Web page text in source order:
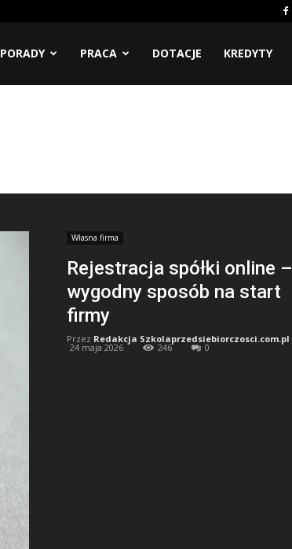
PORADY PRACA DOTACJE KREDYTY
Własna firma
Rejestracja spółki online –
wygodny sposób na start
firmy
Przez Redakcja Szkolaprzedsiebiorczosci.com.pl
24 maja 2026 246 0